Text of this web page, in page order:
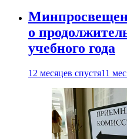
о
учебного года
12 месяцев спустя11